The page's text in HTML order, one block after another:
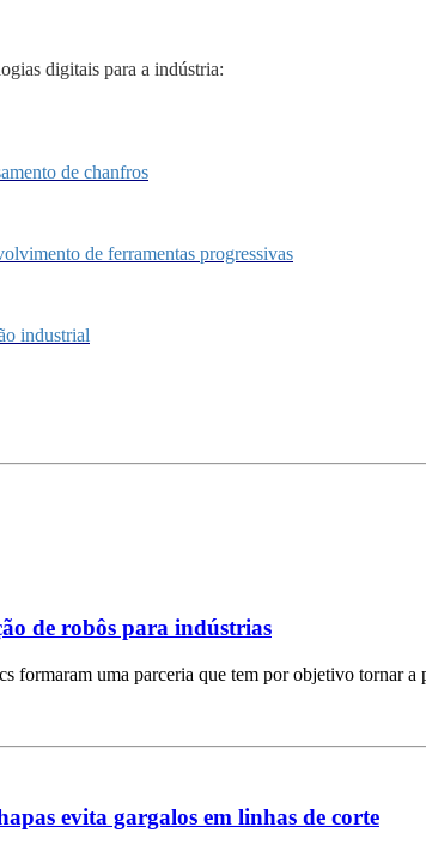
digitais para a indústria:
de chanfros
de ferramentas progressivas
industrial
de robôs para indústrias
formaram uma parceria que tem por objetivo tornar a
evita gargalos em linhas de corte